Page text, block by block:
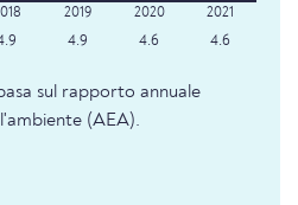
4.9 4.6 4.6
sul rapporto annuale
(AEA).